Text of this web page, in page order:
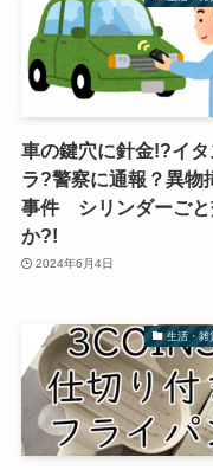
車の鍵穴に針金!?イタ
ラ?警察に通報？異物
事件 シリンダーごと
か?!
2024年6月4日
生活・雑